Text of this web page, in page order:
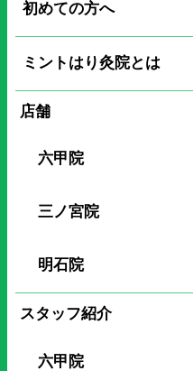
初めての方へ
ミントはり灸院とは
店舗
六甲院
三ノ宮院
明石院
スタッフ紹介
六甲院